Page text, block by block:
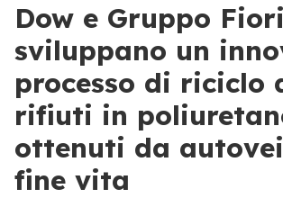
Dow e Gruppo Fiori
sviluppano un
processo di riciclo
rifiuti in
ottenuti da
fine vita